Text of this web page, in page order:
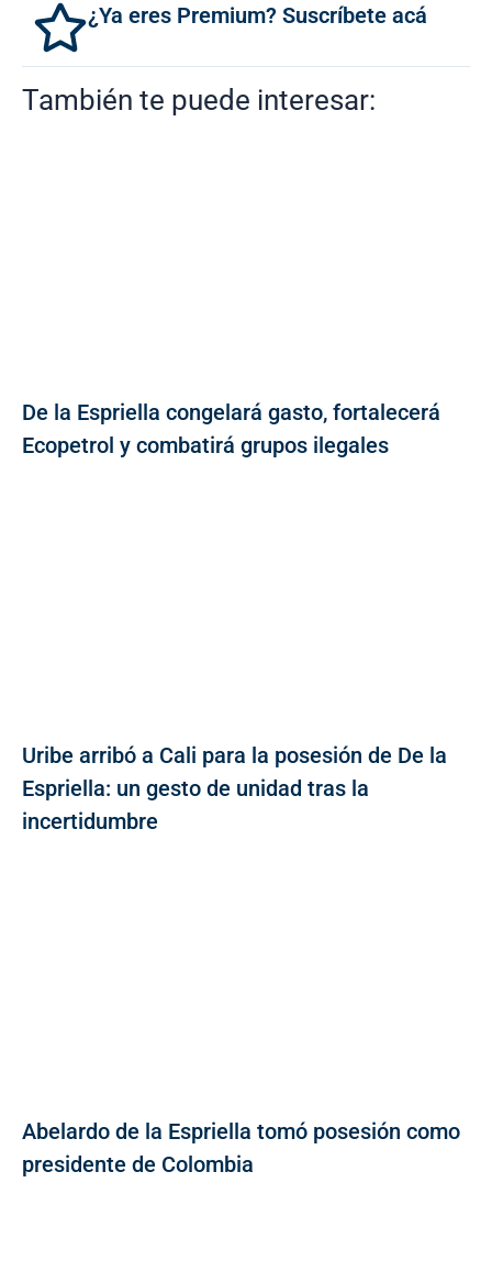
¿Ya eres Premium? Suscríbete acá
También te puede interesar:
De la Espriella congelará gasto, fortalecerá
Ecopetrol y combatirá grupos ilegales
Uribe arribó a Cali para la posesión de De la
Espriella: un gesto de unidad tras la
incertidumbre
Abelardo de la Espriella tomó posesión como
presidente de Colombia